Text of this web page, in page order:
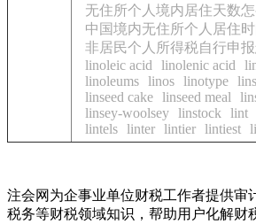
无住所个人境内居住天数
中国境内无住所个人居住
非居民个人所得税自行申
linoleic acid
linolenic acid
linoleums linos linotype
linseed cake linseed meal
linsey-woolsey linstock lint
lintels linter lintier lintiest
注会网为企事业单位财税工作者提供审
税务等财税领域知识，帮助用户化解财